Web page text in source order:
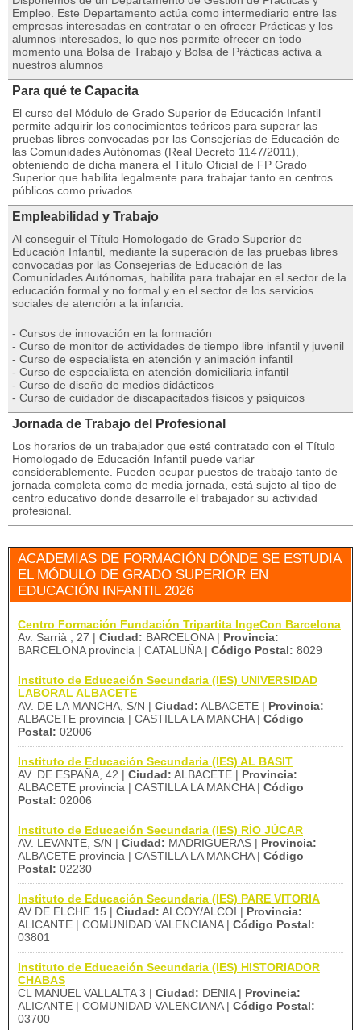
Empleo. Este Departamento actúa como intermediario entre las
empresas interesadas en contratar o en ofrecer Prácticas y los
alumnos interesados, lo que nos permite ofrecer en todo
momento una Bolsa de Trabajo y Bolsa de Prácticas activa a
nuestros alumnos
Para qué te Capacita
El curso del Módulo de Grado Superior de Educación Infantil
permite adquirir los conocimientos teóricos para superar las
pruebas libres convocadas por las Consejerías de Educación de
las Comunidades Autónomas (Real Decreto 1147/2011),
obteniendo de dicha manera el Título Oficial de FP Grado
Superior que habilita legalmente para trabajar tanto en centros
públicos como privados.
Empleabilidad y Trabajo
Al conseguir el Título Homologado de Grado Superior de
Educación Infantil, mediante la superación de las pruebas libres
convocadas por las Consejerías de Educación de las
Comunidades Autónomas, habilita para trabajar en el sector de la
educación formal y no formal y en el sector de los servicios
sociales de atención a la infancia:
- Cursos de innovación en la formación
- Curso de monitor de actividades de tiempo libre infantil y juvenil
- Curso de especialista en atención y animación infantil
- Curso de especialista en atención domiciliaria infantil
- Curso de diseño de medios didácticos
- Curso de cuidador de discapacitados físicos y psíquicos
Jornada de Trabajo del Profesional
Los horarios de un trabajador que esté contratado con el Título
Homologado de Educación Infantil puede variar
considerablemente. Pueden ocupar puestos de trabajo tanto de
jornada completa como de media jornada, está sujeto al tipo de
centro educativo donde desarrolle el trabajador su actividad
profesional.
ACADEMIAS DE FORMACIÓN DÓNDE SE ESTUDIA
EL MÓDULO DE GRADO SUPERIOR EN
EDUCACIÓN INFANTIL 2026
Centro Formación Fundación Tripartita IngeCon Barcelona
Av. Sarrià , 27 | Ciudad: BARCELONA | Provincia:
BARCELONA provincia | CATALUÑA | Código Postal: 8029
Instituto de Educación Secundaria (IES) UNIVERSIDAD
LABORAL ALBACETE
AV. DE LA MANCHA, S/N | Ciudad: ALBACETE | Provincia:
ALBACETE provincia | CASTILLA LA MANCHA | Código
Postal: 02006
Instituto de Educación Secundaria (IES) AL BASIT
AV. DE ESPAÑA, 42 | Ciudad: ALBACETE | Provincia:
ALBACETE provincia | CASTILLA LA MANCHA | Código
Postal: 02006
Instituto de Educación Secundaria (IES) RÍO JÚCAR
AV. LEVANTE, S/N | Ciudad: MADRIGUERAS | Provincia:
ALBACETE provincia | CASTILLA LA MANCHA | Código
Postal: 02230
Instituto de Educación Secundaria (IES) PARE VITORIA
AV DE ELCHE 15 | Ciudad: ALCOY/ALCOI | Provincia:
ALICANTE | COMUNIDAD VALENCIANA | Código Postal:
03801
Instituto de Educación Secundaria (IES) HISTORIADOR
CHABAS
CL MANUEL VALLALTA 3 | Ciudad: DENIA | Provincia:
ALICANTE | COMUNIDAD VALENCIANA | Código Postal:
03700